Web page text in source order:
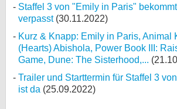
Staffel 3 von "Emily in Paris"
verpasst(30.11.2022)
Kurz & Knapp: Emily in Paris, Animal
(Hearts) Abishola, Power Book III:
Game, Dune: The Sisterhood,...
Trailer und Starttermin für Staffel 3
ist da (25.09.2022)